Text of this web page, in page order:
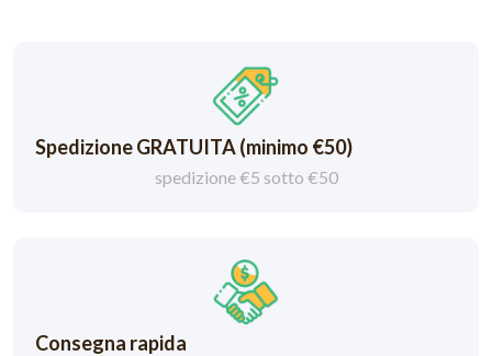
Spedizione GRATUITA (minimo €50)
spedizione €5 sotto €50
Consegna rapida